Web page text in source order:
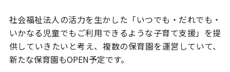
社会福祉法人の活力を生かした「いつでも・だれでも・
いかなる児童でもご利用できるような子育て支援」を提
供していきたいと考え、 複数の保育園を運営していて、
新たな保育園もOPEN予定です。